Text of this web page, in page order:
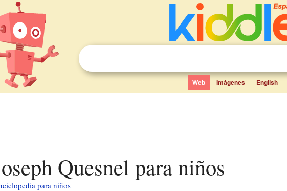
Web Imágenes English
Joseph Quesnel para niños
para niños